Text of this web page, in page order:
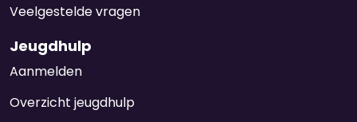
Veelgestelde vragen
Jeugdhulp
Aanmelden
Overzicht jeugdhulp